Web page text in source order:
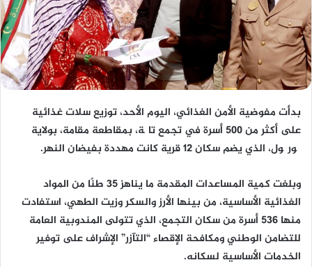
بدأت مفوضية الأمن الغذائي، اليوم الأحد، توزيع سلات غذائية
على أكثر من 500 أسرة في تجمع تاگة، بمقاطعة مقامة، بولاية
گورگول، الذي يضم سكان 12 قرية كانت مهددة بفيضان النهر.
وبلغت كمية المساعدات المقدمة ما يناهز 35 طنًا من المواد
الغذائية الأساسية، من بينها الأرز والسكر وزيت الطهي، استفادت
منها 536 أسرة من سكان التجمع، الذي تتولى المندوبية العامة
للتضامن الوطني ومكافحة الإقصاء “التآزر” الإشراف على توفير
الخدمات الأساسية لسكانه.